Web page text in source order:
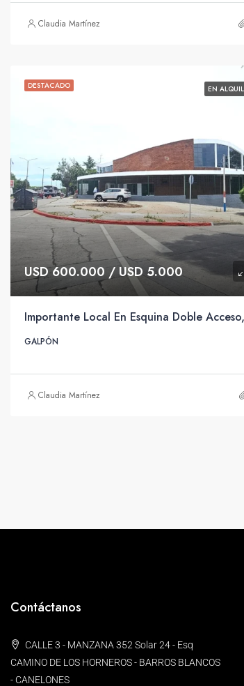
Claudia Martínez
DESTACADO EN
USD 600.000 / USD 5.000
GALPÓN
Claudia Martínez
Contáctanos
CALLE 3 - MANZANA 352 Solar 24 - Esq
CAMINO DE LOS HORNEROS - BARROS BLANCOS
- CANELONES